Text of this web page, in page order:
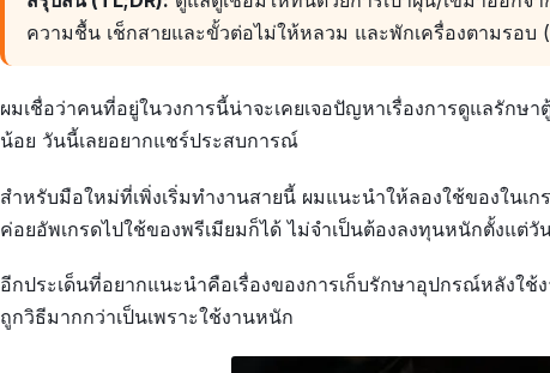
ความชื้น เช็กสายและขั้วต่อไม่ให้หลวม และพักเครื่องตามรอบ
ผมเชื่อว่าคนที่อยู่ในวงการนี้น่าจะเคยเจอปัญหาเรื่องการดูแลรักษ
น้อย วันนี้เลยอยากแชร์ประสบการณ์
สำหรับมือใหม่ที่เพิ่งเริ่มทำงานสายนี้ ผมแนะนำให้ลองใช้ของในเ
ค่อยอัพเกรดไปใช้ของพรีเมียมก็ได้ ไม่จำเป็นต้องลงทุนหนักตั้งแต่วั
อีกประเด็นที่อยากแนะนำคือเรื่องของการเก็บรักษาอุปกรณ์หลังใช้
ถูกวิธีมากกว่าเป็นเพราะใช้งานหนัก